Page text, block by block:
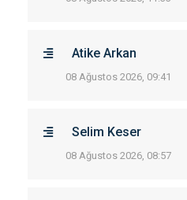
Atike Arkan
08 Ağustos 2026, 09:41
Selim Keser
08 Ağustos 2026, 08:57